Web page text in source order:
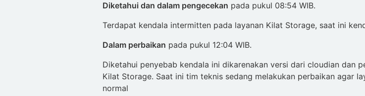
Diketahui dan dalam pengecekan pada pukul 08:54 WIB.
Terdapat kendala intermitten pada layanan Kilat Storage, saat ini
Dalam perbaikan pada pukul 12:04 WIB.
Diketahui penyebab kendala ini dikarenakan versi dari cloudian dan
Kilat Storage. Saat ini tim teknis sedang melakukan perbaikan agar
normal